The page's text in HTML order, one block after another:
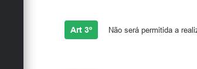
Art 3º Não será permitida a